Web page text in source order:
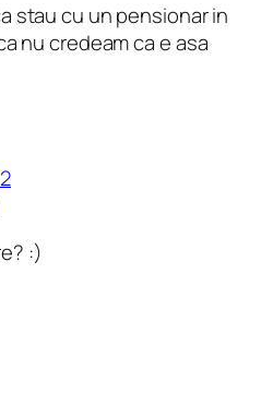
stau cu un pensionar in
nu credeam ca e asa
:)